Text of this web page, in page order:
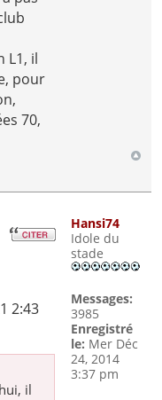
L1, il
pour
70,
2:43
il
Hansi74
Idole du
stade
Messages:
3985
Enregistré
le: Mer Déc
24, 2014
3:37 pm